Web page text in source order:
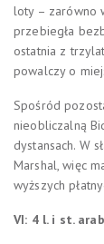
loty – zarówno
przebiegła
ostatnia z
powalczy o
Spośród
nieobliczalną
dystansach. W
Marshal, więc
wyższych
VI: 4 l. i st.